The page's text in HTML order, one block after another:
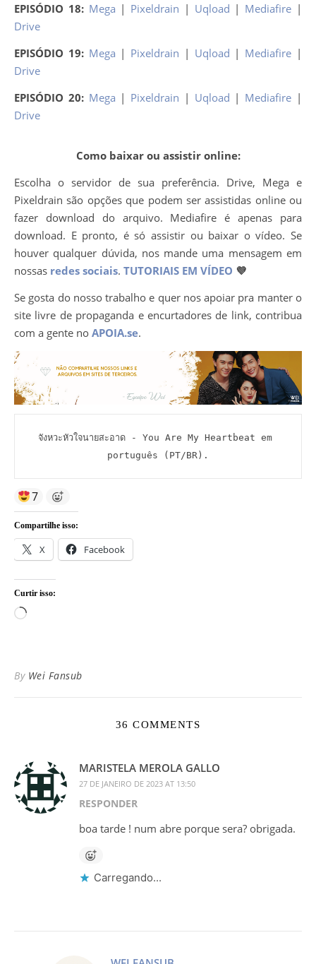
EPISÓDIO 18: Mega | Pixeldrain | Uqload | Mediafire |
Drive
EPISÓDIO 19: Mega | Pixeldrain | Uqload | Mediafire |
Drive
EPISÓDIO 20: Mega | Pixeldrain | Uqload | Mediafire |
Drive
Como baixar ou assistir online:
Escolha o servidor de sua preferência. Drive, Mega e
Pixeldrain são opções que podem ser assistidas online ou
fazer download do arquivo. Mediafire é apenas para
download. E pronto, é só assistir ou baixar o vídeo. Se
houver qualquer dúvida, nos mande uma mensagem em
nossas redes sociais. TUTORIAIS EM VÍDEO 💜
Se gosta do nosso trabalho e quer nos apoiar pra manter o
site livre de propaganda e encurtadores de link, contribua
com a gente no APOIA.se.
จังหวะหัวใจนายสะอาด - You Are My Heartbeat em
português (PT/BR).
7
Compartilhe isso:
X Facebook
Curtir isso:
Carregando...
By Wei Fansub
36 COMMENTS
MARISTELA MEROLA GALLO
27 DE JANEIRO DE 2023 AT 13:50
RESPONDER
boa tarde ! num abre porque sera? obrigada.
Carregando...